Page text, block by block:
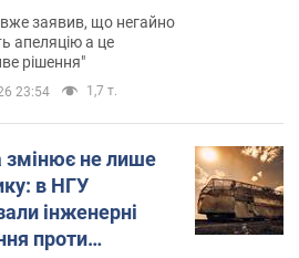
$400 млн
заявив, що негайно
апеляцію а це
рішення"
23:54 1,7 т.
змінює не лише
в НГУ
інженерні
проти